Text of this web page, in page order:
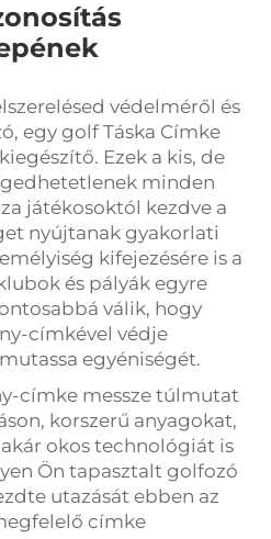
védelméről és
egy golf Táska Címke
Ezek a kis, de
minden
játékosoktól kezdve a
nyújtanak gyakorlati
kifejezésére is a
és pályák egyre
válik, hogy
címkével védje
egyéniségét.
címke messze túlmutat
korszerű anyagokat,
okos technológiát is
Ön tapasztalt golfozó
utazását ebben az
címke